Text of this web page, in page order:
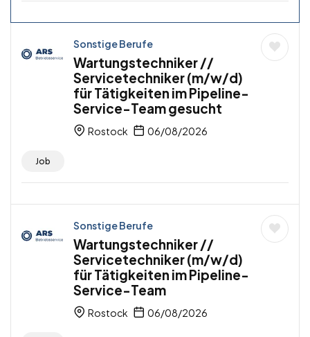
Sonstige Berufe
Wartungstechniker //
Servicetechniker (m/w/d)
für Tätigkeiten im Pipeline-
Service-Team gesucht
Rostock 06/08/2026
Job
Sonstige Berufe
Wartungstechniker //
Servicetechniker (m/w/d)
für Tätigkeiten im Pipeline-
Service-Team
Rostock 06/08/2026